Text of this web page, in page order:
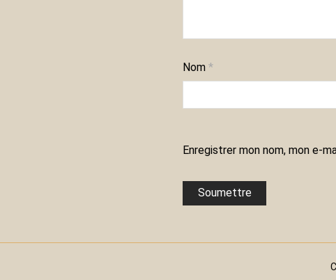
Nom *
Enregistrer mon nom, mon e-